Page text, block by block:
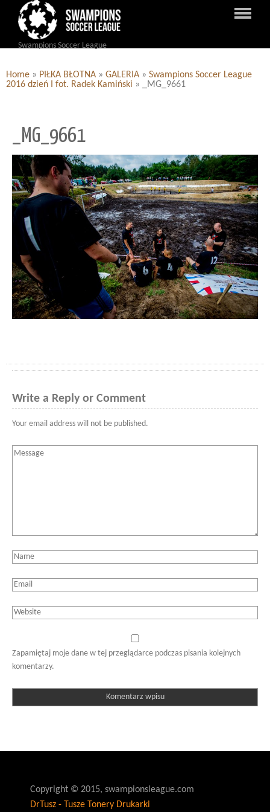
Swampions Soccer League
Home » PIŁKA BŁOTNA » GALERIA » Swampions Soccer League
2016 dzień I fot. Radek Kamiński » _MG_9661
_MG_9661
Write a Reply or Comment
Your email address will not be published.
Zapamiętaj moje dane w tej przeglądarce podczas pisania kolejnych
komentarzy.
Copyright © 2015, swampionsleague.com
DrTusz - Tusze Tonery Drukarki